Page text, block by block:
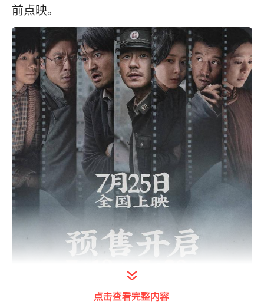
前点映。
点击查看完整内容